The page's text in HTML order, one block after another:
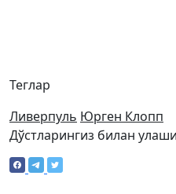
Теглар
Ливерпуль Юрген Клопп
Дўстларингиз билан